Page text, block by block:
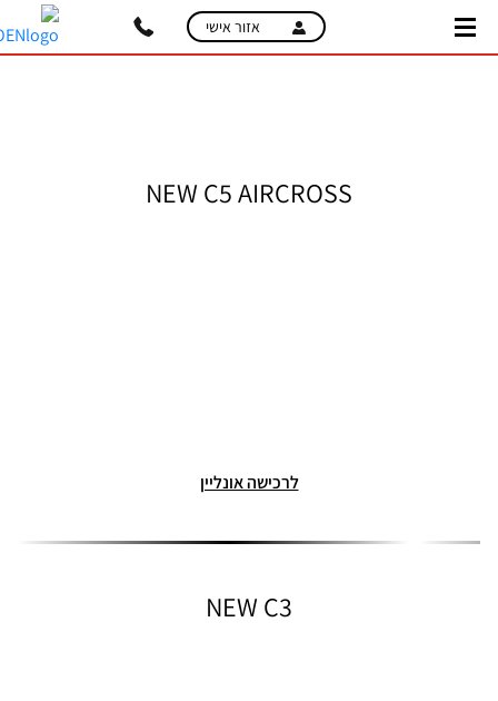
skip
skip
אזור אישי
NEW C5 AIRCROSS
לרכישה אונליין
NEW C3